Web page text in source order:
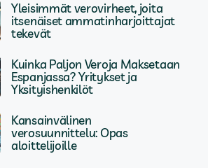
Yleisimmät verovirheet, joita
itsenäiset ammatinharjoittajat
tekevät
Kuinka Paljon Veroja Maksetaan
Espanjassa? Yritykset ja
Yksityishenkilöt
Kansainvälinen
verosuunnittelu: Opas
aloittelijoille